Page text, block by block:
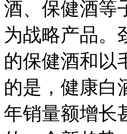
酒、保健酒等
为战略产品。
的保健酒和以
的是，健康白
年销量额增长